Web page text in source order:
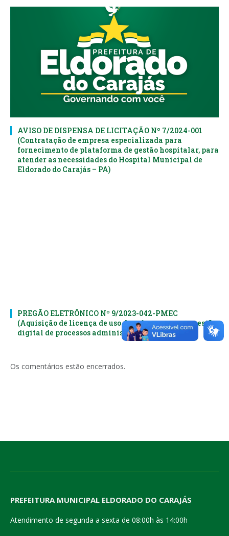
AVISO DE DISPENSA DE LICITAÇÃO Nº 7/2024-001
(Contratação de empresa especializada para
fornecimento de plataforma de gestão hospitalar, para
atender as necessidades do Hospital Municipal de
Eldorado do Carajás – PA)
PREGÃO ELETRÔNICO Nº 9/2023-042-PMEC
(Aquisição de licença de uso de software para a gestão
digital de processos administrativos)
Os comentários estão encerrados.
PREFEITURA MUNICIPAL ELDORADO DO CARAJÁS
Atendimento de segunda a sexta de 08:00h às 14:00h